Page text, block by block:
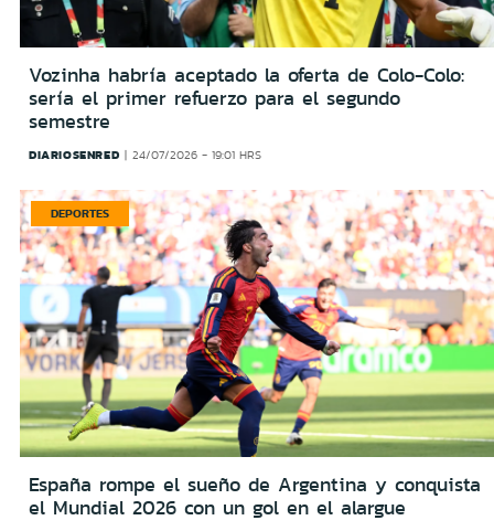
Vozinha habría aceptado la oferta de Colo-Colo:
sería el primer refuerzo para el segundo
semestre
DIARIOSENRED 24/07/2026 - 19:01 HRS
DEPORTES
España rompe el sueño de Argentina y conquista
el Mundial 2026 con un gol en el alargue